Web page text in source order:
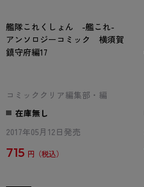
艦隊これくしょん -艦これ-
アンソロジーコミック 横須賀
鎮守府編17
コミッククリア編集部・編
在庫無し
2017年05月12日発売
715 円